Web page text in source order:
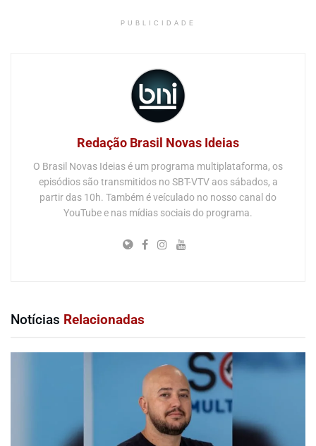
PUBLICIDADE
Redação Brasil Novas Ideias
O Brasil Novas Ideias é um programa multiplataforma, os
episódios são transmitidos no SBT-VTV aos sábados, a
partir das 10h. Também é veículado no nosso canal do
YouTube e nas mídias sociais do programa.
Notícias Relacionadas